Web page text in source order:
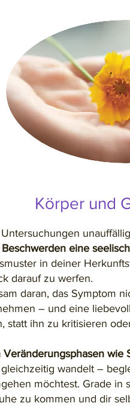
Körper und
eine
in deiner
darauf zu werfen.
daran, das Symptom
– und eine
statt ihn zu kritisieren
wie
wandelt –
möchtest. Grade in
zu kommen und dir